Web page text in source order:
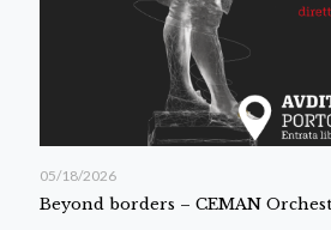
05/18/2026
Beyond borders – CEMAN